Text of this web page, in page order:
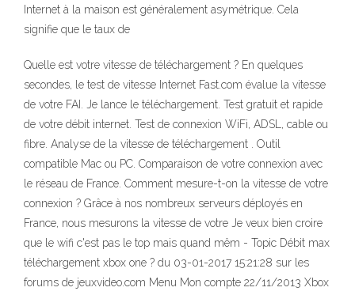
Internet à la maison est généralement asymétrique. Cela
signifie que le taux de
Quelle est votre vitesse de téléchargement ? En quelques
secondes, le test de vitesse Internet Fast.com évalue la vitesse
de votre FAI. Je lance le téléchargement. Test gratuit et rapide
de votre débit internet. Test de connexion WiFi, ADSL, cable ou
fibre. Analyse de la vitesse de téléchargement . Outil
compatible Mac ou PC. Comparaison de votre connexion avec
le réseau de France. Comment mesure-t-on la vitesse de votre
connexion ? Grâce à nos nombreux serveurs déployés en
France, nous mesurons la vitesse de votre Je veux bien croire
que le wifi c'est pas le top mais quand mêm - Topic Débit max
téléchargement xbox one ? du 03-01-2017 15:21:28 sur les
forums de jeuxvideo.com Menu Mon compte 22/11/2013 Xbox